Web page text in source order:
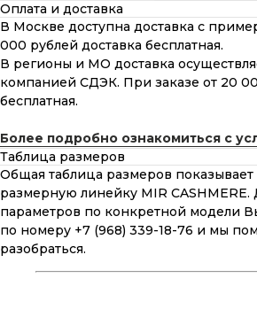
Оплата и доставка
В Москве доступна доставка с
000 рублей доставка бесплатная.
В регионы и МО доставка
компанией СДЭК. При заказе от 20
бесплатная.
Более подробно ознакомиться с
Таблица размеров
Общая таблица размеров показывает
размерную линейку MIR CASHMERE.
параметров по конкретной модели
по номеру +7 (968) 339-18-76 и мы
разобраться.